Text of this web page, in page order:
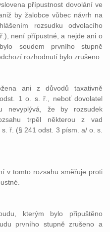
přípustnost dovolání ve
by žalobce vůbec návrh na
rozsudku odvolacího
není přípustné, a nejde ani o
soudem prvního stupně
rozhodnutí bylo zrušeno.
ani z důvodů taxativně
1 o. s. ř., neboť dovolatel
že by rozsudek
trpěl některou z vad
ř. (§ 241 odst. 3 písm. a/ o. s.
v tomto rozsahu směřuje proti
kterým bylo připuštěno
prvního stupně zrušeno a